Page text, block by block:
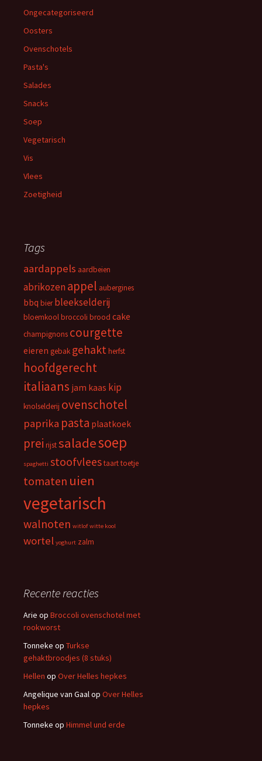
Ongecategoriseerd
Oosters
Ovenschotels
Pasta's
Salades
Snacks
Soep
Vegetarisch
Vis
Vlees
Zoetigheid
Tags
aardappels aardbeien
abrikozenappel aubergines
bbq bier bleekselderij
bloemkoolbroccoli brood cake
champignons courgette
eieren gebak gehaktherfst
hoofdgerecht
italiaans jam kaas kip
knolselderij ovenschotel
paprika pasta plaatkoek
prei rijstsaladesoep
spaghetti stoofvleestaarttoetje
tomaten uien
vegetarisch
walnoten witlof witte kool
wortel yoghurt zalm
Recente reacties
Arie op Broccoli ovenschotel met
rookworst
Tonneke op Turkse
gehaktbroodjes (8 stuks)
Hellen op Over Helles hepkes
Angelique van Gaalop Over Helles
hepkes
Tonneke op Himmel und erde